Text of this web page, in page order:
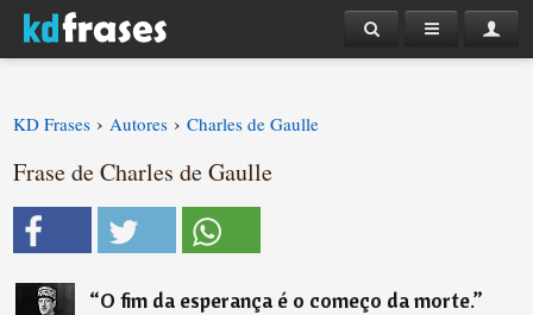
KD Frases › Autores › Charles de Gaulle
Frase de Charles de Gaulle
“O fim da esperança é o começo da morte.”